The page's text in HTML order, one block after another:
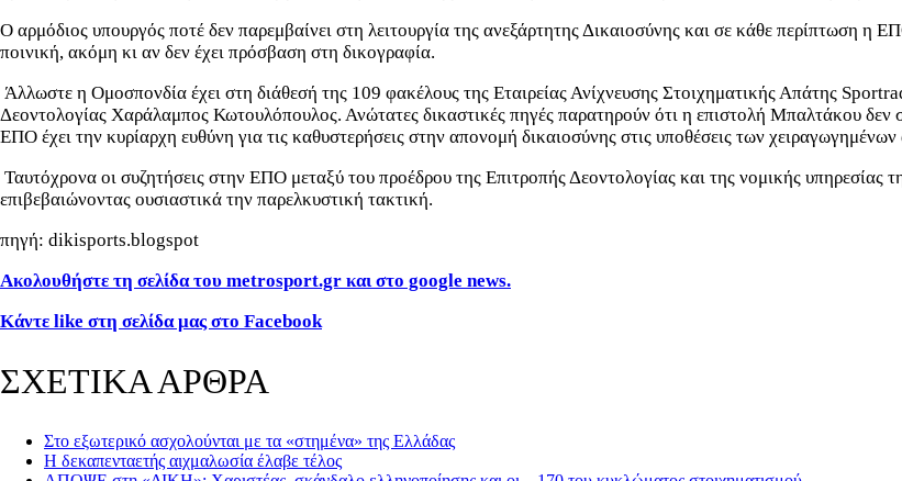
Ο αρμόδιος υπουργός ποτέ δεν παρεμβαίνει στη λειτουργία της ανεξάρτητης Δικαιοσύνης και σε κάθε περίπτωση η
ποινική, ακόμη κι αν δεν έχει πρόσβαση στη δικογραφία.
Άλλωστε η Ομοσπονδία έχει στη διάθεσή της 109 φακέλους της Εταιρείας Ανίχνευσης Στοιχηματικής Απάτης
Δεοντολογίας Χαράλαμπος Κωτουλόπουλος. Ανώτατες δικαστικές πηγές παρατηρούν ότι η επιστολή Μπαλτάκου
ΕΠΟ έχει την κυρίαρχη ευθύνη για τις καθυστερήσεις στην απονομή δικαιοσύνης στις υποθέσεις των
Ταυτόχρονα οι συζητήσεις στην ΕΠΟ μεταξύ του προέδρου της Επιτροπής Δεοντολογίας και της νομικής υπηρεσίας
επιβεβαιώνοντας ουσιαστικά την παρελκυστική τακτική.
πηγή: dikisports.blogspot
Ακολουθήστε τη σελίδα του metrosport.gr και στο google news.
Κάντε like στη σελίδα μας στο Facebook
ΣΧΕΤΙΚΑ ΑΡΘΡΑ
Στο εξωτερικό ασχολούνται με τα «στημένα» της Ελλάδας
Η δεκαπενταετής αιχμαλωσία έλαβε τέλος